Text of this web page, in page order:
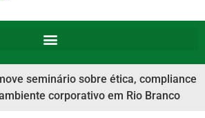
seminário sobre ética, compliance
corporativo em Rio Branco